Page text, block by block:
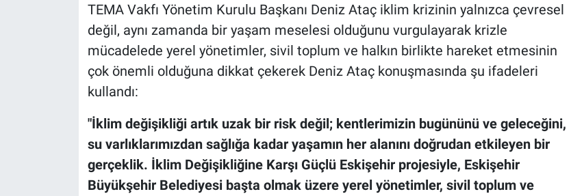
TEMA Vakfı Yönetim Kurulu Başkanı Deniz Ataç iklim krizinin yalnızca çevresel
değil, aynı zamanda bir yaşam meselesi olduğunu vurgulayarak krizle
mücadelede yerel yönetimler, sivil toplum ve halkın birlikte hareket etmesinin
çok önemli olduğuna dikkat çekerek Deniz Ataç konuşmasında şu ifadeleri
kullandı:
"İklim değişikliği artık uzak bir risk değil; kentlerimizin bugününü ve geleceğini,
su varlıklarımızdan sağlığa kadar yaşamın her alanını doğrudan etkileyen bir
gerçeklik. İklim Değişikliğine Karşı Güçlü Eskişehir projesiyle, Eskişehir
Büyükşehir Belediyesi başta olmak üzere yerel yönetimler, sivil toplum ve